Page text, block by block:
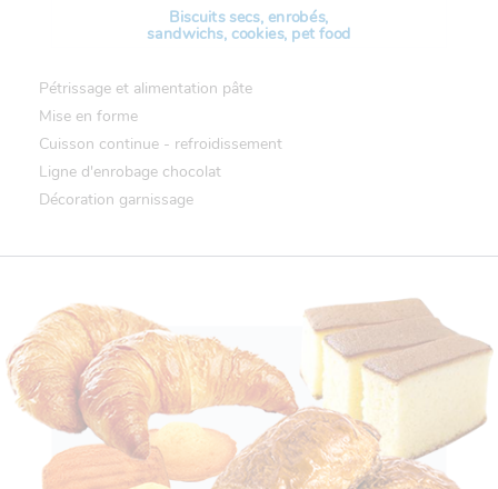
Biscuits secs, enrobés,
sandwichs, cookies, pet food
Pétrissage et alimentation pâte
Mise en forme
Cuisson continue - refroidissement
Ligne d'enrobage chocolat
Décoration garnissage